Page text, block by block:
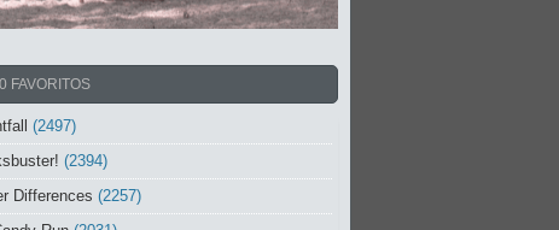
FAVORITOS
(2497)
(2394)
Differences (2257)